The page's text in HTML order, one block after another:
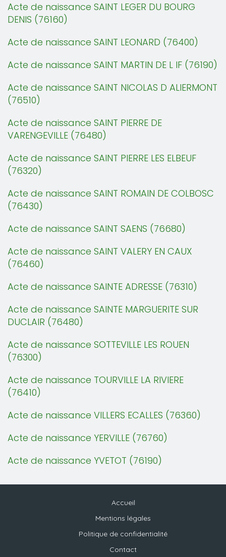
Acte de naissance SAINT LEGER DU BOURG
DENIS (76160)
Acte de naissance SAINT LEONARD (76400)
Acte de naissance SAINT MARTIN DE L IF (76190)
Acte de naissance SAINT NICOLAS D ALIERMONT
(76510)
Acte de naissance SAINT PIERRE DE
VARENGEVILLE (76480)
Acte de naissance SAINT PIERRE LES ELBEUF
(76320)
Acte de naissance SAINT ROMAIN DE COLBOSC
(76430)
Acte de naissance SAINT SAENS (76680)
Acte de naissance SAINT VALERY EN CAUX
(76460)
Acte de naissance SAINTE ADRESSE (76310)
Acte de naissance SAINTE MARGUERITE SUR
DUCLAIR (76480)
Acte de naissance SOTTEVILLE LES ROUEN
(76300)
Acte de naissance TOURVILLE LA RIVIERE
(76410)
Acte de naissance VILLERS ECALLES (76360)
Acte de naissance YERVILLE (76760)
Acte de naissance YVETOT (76190)
Accueil
Mentions légales
Politique de confidentialité
Contact